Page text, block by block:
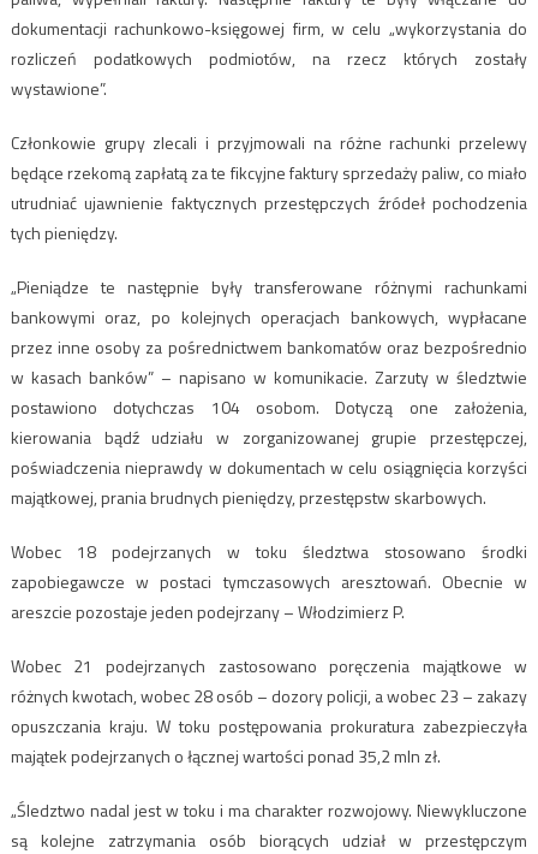
dokumentacji rachunkowo-księgowej firm, w celu „wykorzystania do
rozliczeń podatkowych podmiotów, na rzecz których zostały
wystawione”.
Członkowie grupy zlecali i przyjmowali na różne rachunki przelewy
będące rzekomą zapłatą za te fikcyjne faktury sprzedaży paliw, co miało
utrudniać ujawnienie faktycznych przestępczych źródeł pochodzenia
tych pieniędzy.
„Pieniądze te następnie były transferowane różnymi rachunkami
bankowymi oraz, po kolejnych operacjach bankowych, wypłacane
przez inne osoby za pośrednictwem bankomatów oraz bezpośrednio
w kasach banków” – napisano w komunikacie. Zarzuty w śledztwie
postawiono dotychczas 104 osobom. Dotyczą one założenia,
kierowania bądź udziału w zorganizowanej grupie przestępczej,
poświadczenia nieprawdy w dokumentach w celu osiągnięcia korzyści
majątkowej, prania brudnych pieniędzy, przestępstw skarbowych.
Wobec 18 podejrzanych w toku śledztwa stosowano środki
zapobiegawcze w postaci tymczasowych aresztowań. Obecnie w
areszcie pozostaje jeden podejrzany – Włodzimierz P.
Wobec 21 podejrzanych zastosowano poręczenia majątkowe w
różnych kwotach, wobec 28 osób – dozory policji, a wobec 23 – zakazy
opuszczania kraju. W toku postępowania prokuratura zabezpieczyła
majątek podejrzanych o łącznej wartości ponad 35,2 mln zł.
„Śledztwo nadal jest w toku i ma charakter rozwojowy. Niewykluczone
są kolejne zatrzymania osób biorących udział w przestępczym